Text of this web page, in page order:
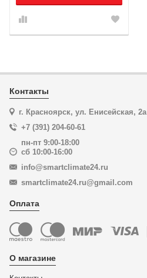
Контакты
г. Красноярск, ул. Енисейская, 2а
+7 (391) 204-60-61
пн-пт 9:00-18:00
сб 10:00-16:00
info@smartclimate24.ru
smartclimate24.ru@gmail.com
Оплата
О магазине